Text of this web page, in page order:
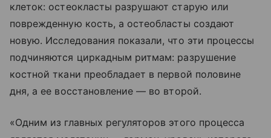
клеток: остеокласты разрушают старую или
поврежденную кость, а остеобласты создают
новую. Исследования показали, что эти процессы
подчиняются циркадным ритмам: разрушение
костной ткани преобладает в первой половине
дня, а ее восстановление — во второй.
«Одним из главных регуляторов этого процесса